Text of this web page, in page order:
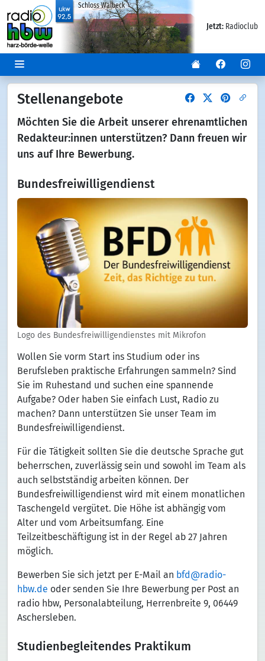
Schloss Walbeck
Jetzt:Radioclub
Stellenangebote
Möchten Sie die Arbeit unserer ehrenamtlichen
Redakteur:innen unterstützen? Dann freuen wir
uns auf Ihre Bewerbung.
Bundesfreiwilligendienst
Logo des Bundesfreiwilligendienstes mit Mikrofon
Wollen Sie vorm Start ins Studium oder ins
Berufsleben praktische Erfahrungen sammeln? Sind
Sie im Ruhestand und suchen eine spannende
Aufgabe? Oder haben Sie einfach Lust, Radio zu
machen? Dann unterstützen Sie unser Team im
Bundesfreiwilligendienst.
Für die Tätigkeit sollten Sie die deutsche Sprache gut
beherrschen, zuverlässig sein und sowohl im Team als
auch selbstständig arbeiten können. Der
Bundesfreiwilligendienst wird mit einem monatlichen
Taschengeld vergütet. Die Höhe ist abhängig vom
Alter und vom Arbeitsumfang. Eine
Teilzeitbeschäftigung ist in der Regel ab 27 Jahren
möglich.
Bewerben Sie sich jetzt per E-Mail an bfd@radio-
hbw.de oder senden Sie Ihre Bewerbung per Post an
radio hbw, Personalabteilung, Herrenbreite 9, 06449
Aschersleben.
Studienbegleitendes Praktikum